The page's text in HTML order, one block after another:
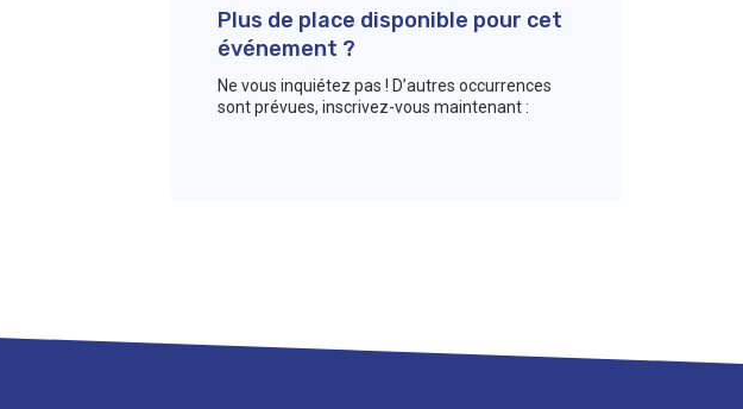
Plus de place disponible pour cet
événement ?
Ne vous inquiétez pas ! D’autres occurrences
sont prévues, inscrivez-vous maintenant :